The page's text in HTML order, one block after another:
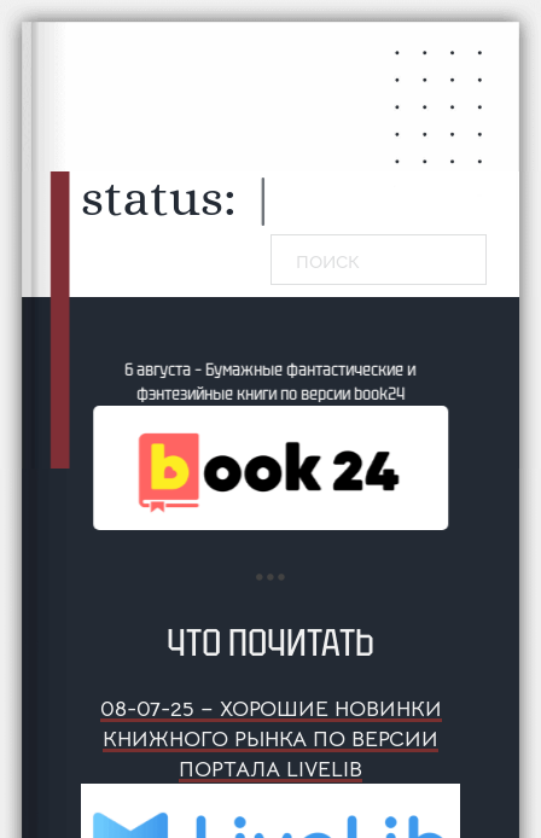
Перейти к основному содержанию
Перейти к нижнему колонтитулу
status: меч
Поиск
6 августа – Бумажные фантастические и
фэнтезийные книги по версии book24
ЧТО ПОЧИТАТЬ
08-07-25 – ХОРОШИЕ НОВИНКИ
КНИЖНОГО РЫНКА ПО ВЕРСИИ
ПОРТАЛА LIVELIB